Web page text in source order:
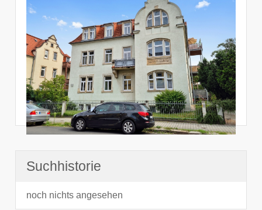
Suchhistorie
noch nichts angesehen